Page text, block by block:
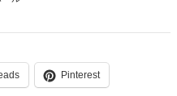
Pinterest